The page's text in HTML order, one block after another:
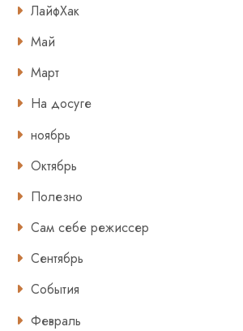
ЛайфХак
Май
Март
На досуге
ноябрь
Октябрь
Полезно
Сам себе режиссер
Сентябрь
События
Февраль